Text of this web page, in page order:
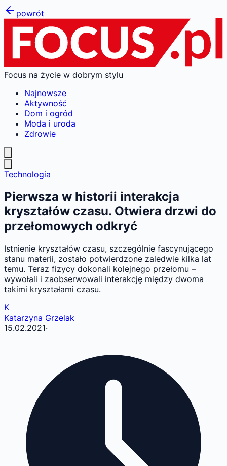
powrót
Focus na życie w dobrym stylu
Najnowsze
Aktywność
Dom i ogród
Moda i uroda
Zdrowie
Technologia
Pierwsza w historii interakcja
kryształów czasu. Otwiera drzwi do
przełomowych odkryć
Istnienie kryształów czasu, szczególnie fascynującego
stanu materii, zostało potwierdzone zaledwie kilka lat
temu. Teraz fizycy dokonali kolejnego przełomu –
wywołali i zaobserwowali interakcję między dwoma
takimi kryształami czasu.
K
Katarzyna Grzelak
15.02.2021·